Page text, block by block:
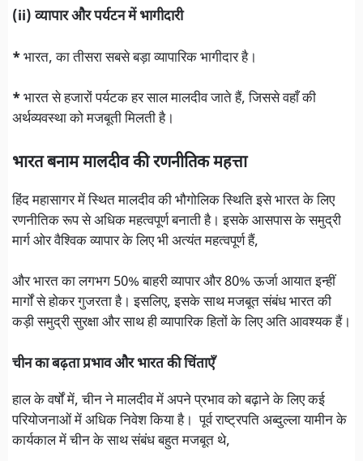
(ii) व्यापार और पर्यटन में भागीदारी
*भारत, का तीसरा सबसे बड़ा व्यापारिक भागीदार है।
*भारत से हजारों पर्यटक हर साल मालदीव जाते हैं, जिससे वहाँ की
अर्थव्यवस्था को मजबूती मिलती है।
भारत बनाम मालदीव की रणनीतिक महत्ता
हिंद महासागर में स्थित मालदीव की भौगोलिक स्थिति इसे भारत के लिए
रणनीतिक रूप से अधिक महत्वपूर्ण बनाती है। इसके आसपास के समुद्री
मार्ग ओर वैश्विक व्यापार के लिए भी अत्यंत महत्वपूर्ण हैं,
और भारत का लगभग 50% बाहरी व्यापार और 80% ऊर्जा आयात इन्हीं
मार्गों से होकर गुजरता है। इसलिए, इसके साथ मजबूत संबंध भारत की
कड़ी समुद्री सुरक्षा और साथ ही व्यापारिक हितों के लिए अति आवश्यक हैं।
चीन का बढ़ता प्रभाव और भारत की चिंताएँ
हाल के वर्षों में, चीन ने मालदीव में अपने प्रभाव को बढ़ाने के लिए कई
परियोजनाओं में अधिक निवेश किया है। पूर्व राष्ट्रपति अब्दुल्ला यामीन के
कार्यकाल में चीन के साथ संबंध बहुत मजबूत थे,